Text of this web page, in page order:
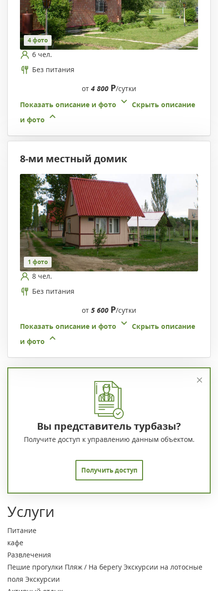
4 фото
6 чел.
Без питания
от 4 800 Р/сутки
Показать описание и фото
Скрыть описание
и фото
8-ми местный домик
1 фото
8 чел.
Без питания
от 5 600 Р/сутки
Показать описание и фото
Скрыть описание
и фото
Вы представитель турбазы?
Получите доступ к управлению данным объектом.
Получить доступ
Услуги
Питание
кафе
Развлечения
Пешие прогулки Пляж / На берегу Экскурсии на лотосные
поля Экскурсии